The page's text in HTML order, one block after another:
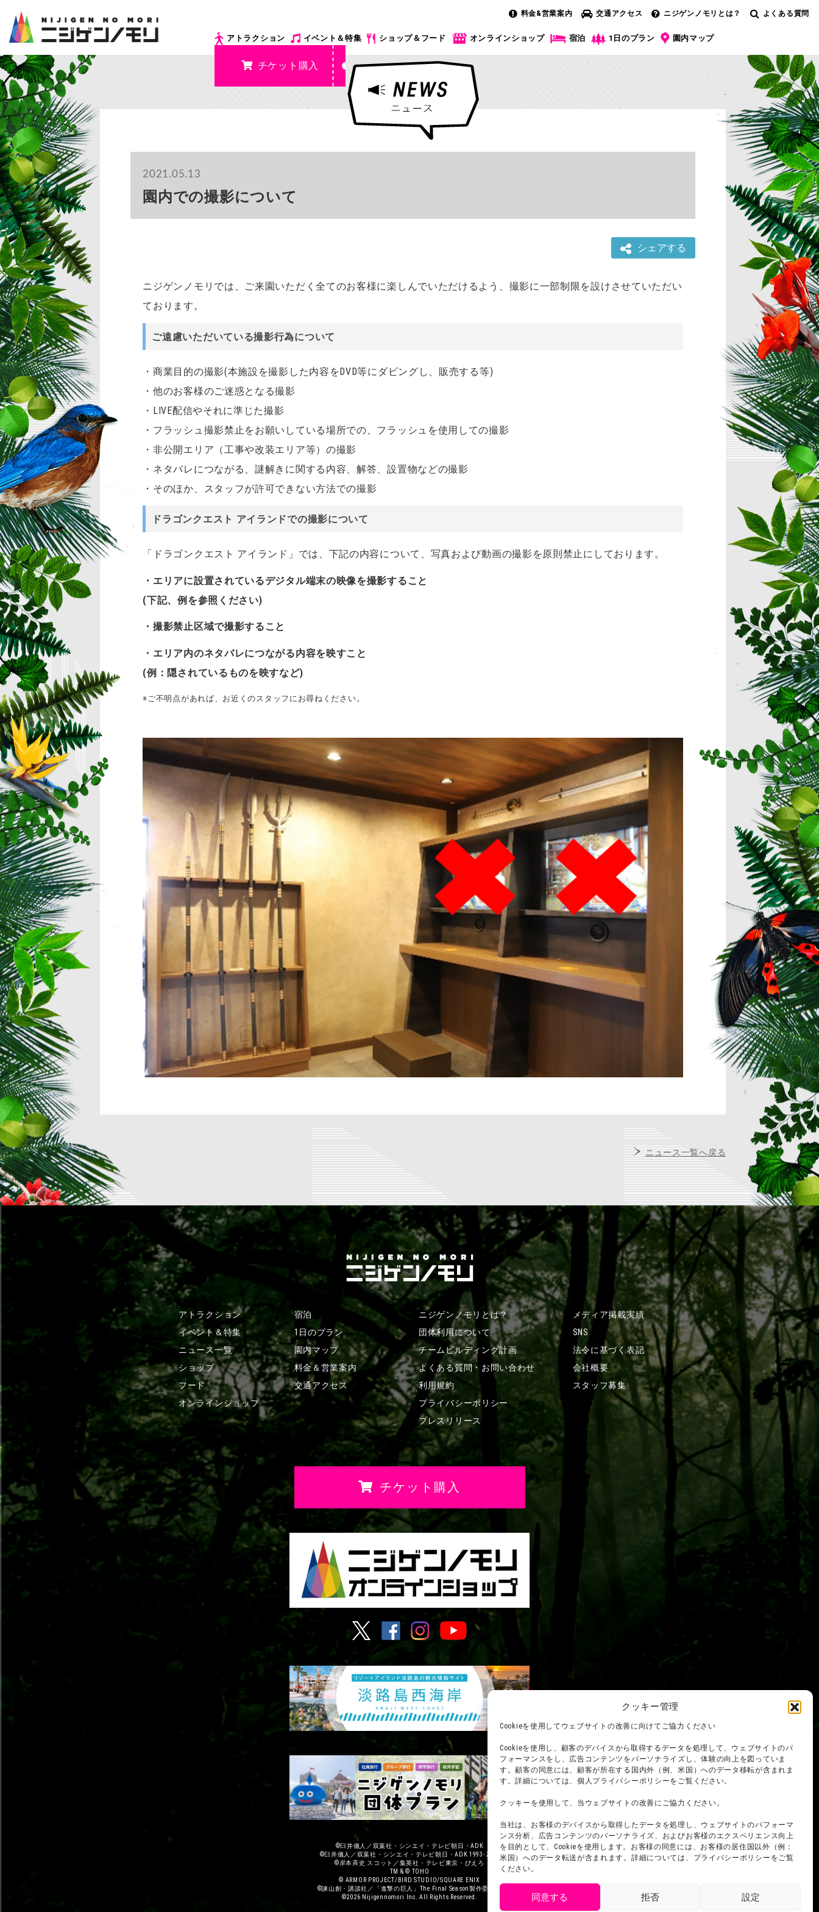
クッキー管理
Cookieを使用してウェブサイトの改善に向けてご協力ください
Cookieを使用し、顧客のデバイスから取得するデータを処理して、ウェブサイトのパ
フォーマンスをし、広告コンテンツをパーソナライズし、体験の向上を図っていま
す。顧客の同意には、顧客が所在する国内外（例、米国）へのデータ移転が含まれま
す。詳細については、個人プライバシーポリシーをご覧ください。
クッキーを使用して、当ウェブサイトの改善にご協力ください。
当社は、お客様のデバイスから取得したデータを処理し、ウェブサイトのパフォーマ
ンス分析、広告コンテンツのパーソナライズ、およびお客様のエクスペリエンス向上
を目的として、Cookieを使用します。お客様の同意には、お客様の居住国以外（例：
米国）へのデータ転送が含まれます。詳細については、プライバシーポリシーをご覧
ください。
同意する 拒否 設定
料金&営業案内 交通アクセス ニジゲンノモリとは？ よくある質問
アトラクション イベント＆特集 ショップ＆フード オンラインショップ 宿泊 1日のプラン 園内マップ
チケット購入
2021.05.13
園内での撮影について
シェアする
ニジゲンノモリでは、ご来園いただく全てのお客様に楽しんでいただけるよう、撮影に一部制限を設けさせていただい
ております。
ご遠慮いただいている撮影行為について
・商業目的の撮影(本施設を撮影した内容をDVD等にダビングし、販売する等)
・他のお客様のご迷惑となる撮影
・LIVE配信やそれに準じた撮影
・フラッシュ撮影禁止をお願いしている場所での、フラッシュを使用しての撮影
・非公開エリア（工事や改装エリア等）の撮影
・ネタバレにつながる、謎解きに関する内容、解答、設置物などの撮影
・そのほか、スタッフが許可できない方法での撮影
ドラゴンクエスト アイランドでの撮影について
「ドラゴンクエスト アイランド」では、下記の内容について、写真および動画の撮影を原則禁止にしております。
・エリアに設置されているデジタル端末の映像を撮影すること
(下記、例を参照ください)
・撮影禁止区域で撮影すること
・エリア内のネタバレにつながる内容を映すこと
(例：隠されているものを映すなど)
※ご不明点があれば、お近くのスタッフにお尋ねください。
ニュース一覧へ戻る
アトラクション
イベント＆特集
ニュース一覧
ショップ
フード
オンラインショップ
宿泊
1日のプラン
園内マップ
料金＆営業案内
交通アクセス
ニジゲンノモリとは？
団体利用について
チームビルディング計画
よくある質問・ お問い合わせ
利用規約
プライバシーポリシー
プレスリリース
メディア掲載実績
SNS
法令に基づく表記
会社概要
スタッフ募集
チケット購入
©臼井儀人／双葉社・シンエイ・テレビ朝日・ADK
©臼井儀人／双葉社・シンエイ・テレビ朝日・ADK 1993-2026
©岸本斉史 スコット／集英社・テレビ東京・ぴえろ
TM & © TOHO
© ARMOR PROJECT/BIRD STUDIO/SQUARE ENIX
©諫山創・講談社／「進撃の巨人」The Final Season製作委員会
©2026 Nijigennomori Inc. All Rights Reserved.